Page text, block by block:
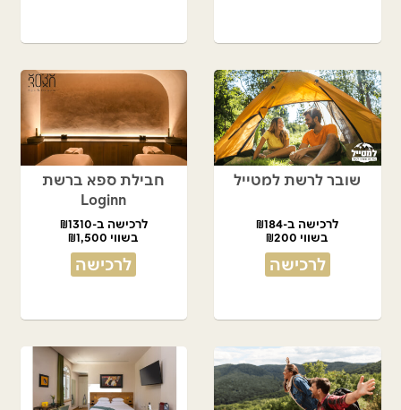
שובר לרשת למטייל
לרכישה ב-₪184
בשווי ₪200
לרכישה
חבילת ספא ברשת
Loginn
לרכישה ב-₪1310
בשווי ₪1,500
לרכישה